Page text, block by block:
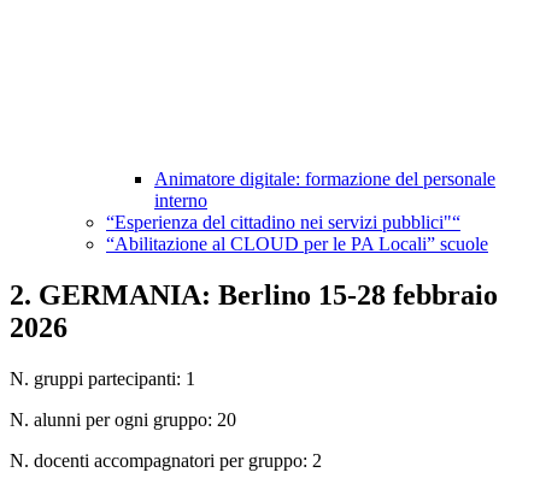
Animatore digitale: formazione del personale
interno
“Esperienza del cittadino nei servizi pubblici"“
“Abilitazione al CLOUD per le PA Locali” scuole
2. GERMANIA: Berlino 15-28 febbraio
2026
N. gruppi partecipanti: 1
N. alunni per ogni gruppo: 20
N. docenti accompagnatori per gruppo: 2